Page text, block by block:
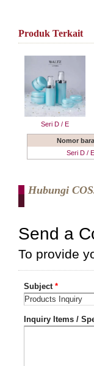
Produk Terkait
Seri D / E
Nomor
Seri D / E
Hubungi